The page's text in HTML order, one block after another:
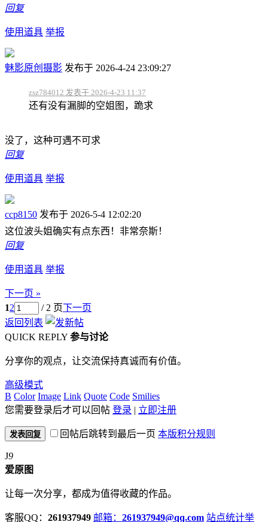
回复
使用道具 举报
魅影原创摄影 发布于 2026-4-24 23:09:27
zsz784012 发表于 2026-4-23 11:37
还有没有漏脚的空姐图，跪求
没了，这种可遇不可求
回复
使用道具 举报
ccp8150 发布于 2026-5-4 12:02:20
这位波头姐确实有点东西！非常奈斯！
回复
使用道具 举报
下一页 »
12 / 2 页下一页
返回列表
QUICK REPLY 参与讨论
分享你的观点，让交流保持真诚而有价值。
高级模式
B Color Image Link Quote Code Smilies
您需要登录后才可以回帖 登录 | 立即注册
发表回复 回帖后跳转到最后一页 本版积分规则
J9
爱原图
让每一次分享，都成为值得收藏的作品。
客服QQ： 261937949 邮箱： 261937949@qq.com 站点统计举